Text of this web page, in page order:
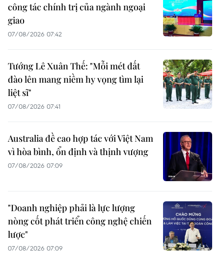
công tác chính trị của ngành ngoại
giao
07/08/2026 07:42
Tướng Lê Xuân Thế: "Mỗi mét đất
đào lên mang niềm hy vọng tìm lại
liệt sĩ"
07/08/2026 07:41
Australia đề cao hợp tác với Việt Nam
vì hòa bình, ổn định và thịnh vượng
07/08/2026 07:09
"Doanh nghiệp phải là lực lượng
nòng cốt phát triển công nghệ chiến
lược"
07/08/2026 07:09